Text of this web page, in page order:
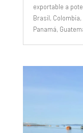
exportable a
Brasil,
Panamá,